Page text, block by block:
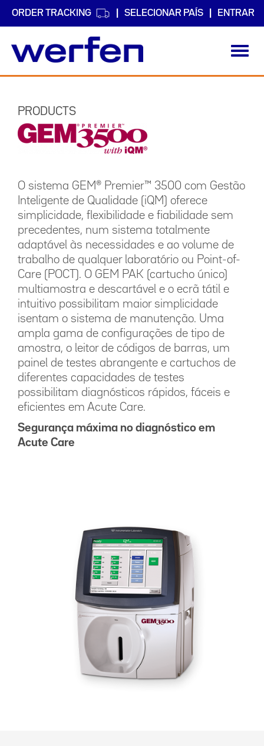
ORDER TRACKING SELECIONAR PAÍS ENTRAR
principal
PRODUCTS
O sistema GEM® Premier™ 3500 com Gestão
Inteligente de Qualidade (iQM) oferece
simplicidade, flexibilidade e fiabilidade sem
precedentes, num sistema totalmente
adaptável às necessidades e ao volume de
trabalho de qualquer laboratório ou Point-of-
Care (POCT). O GEM PAK (cartucho único)
multiamostra e descartável e o ecrã tátil e
intuitivo possibilitam maior simplicidade
isentam o sistema de manutenção. Uma
ampla gama de configurações de tipo de
amostra, o leitor de códigos de barras, um
painel de testes abrangente e cartuchos de
diferentes capacidades de testes
possibilitam diagnósticos rápidos, fáceis e
eficientes em Acute Care.
Segurança máxima no diagnóstico em
Acute Care